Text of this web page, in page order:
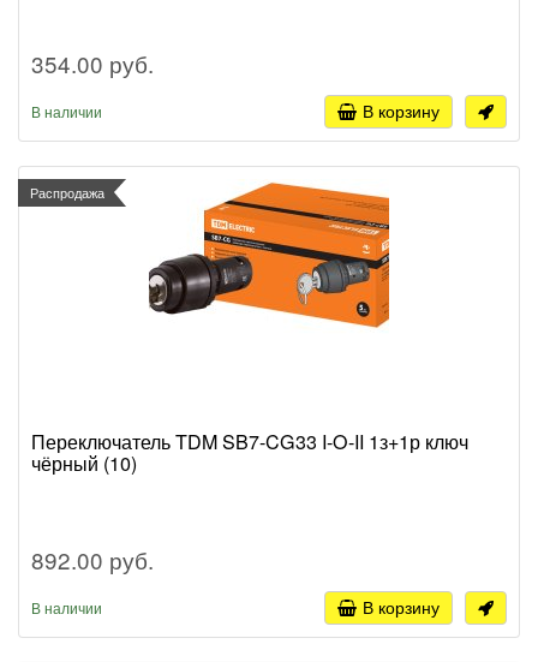
354.00 руб.
В наличии В корзину
Распродажа
Переключатель TDM SB7-CG33 I-O-II 1з+1р ключ
чёрный (10)
892.00 руб.
В наличии В корзину